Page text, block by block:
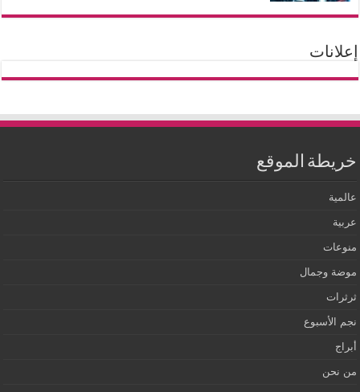
إعلانات
خريطة الموقع
عالمية
عربية
منوعات
موضة وجمال
ثرثرات
نجم الأسبوع
أبراج
من نحن